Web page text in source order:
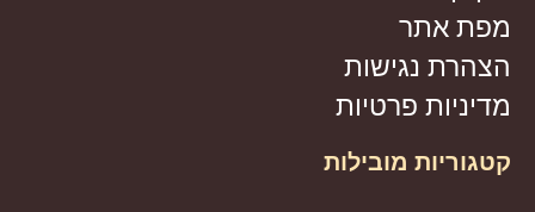
מפת אתר
הצהרת נגישות
מדיניות פרטיות
קטגוריות מובילות